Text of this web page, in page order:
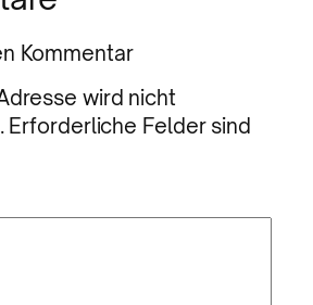
Kommentar
wird nicht
Erforderliche Felder sind